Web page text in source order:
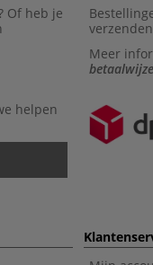
Of heb je
helpen
Meer